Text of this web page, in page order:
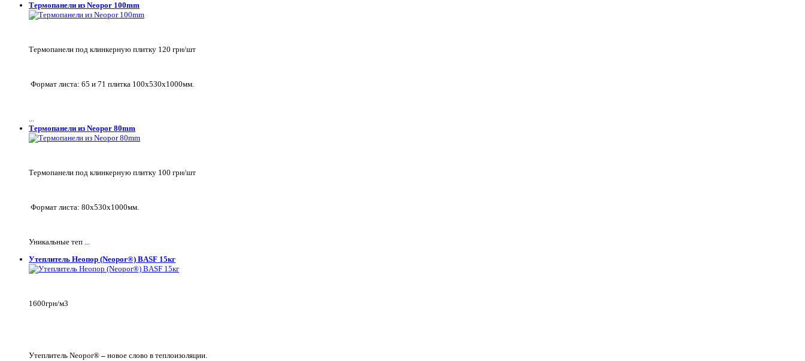
Термопанели из Neopor 100mm
Термопанели под клинкерную плитку 120 грн/шт
Формат листа: 65 и 71 плитка 100х530х1000мм.
...
Термопанели из Neopor 80mm
Термопанели под клинкерную плитку 100 грн/шт
Формат листа: 80х530х1000мм.
Уникальные теп ...
Утеплитель Неопор (Neopor®) BASF 15кг
1600грн/м3
Утеплитель Neopor® – новое слово в теплоизоляции.